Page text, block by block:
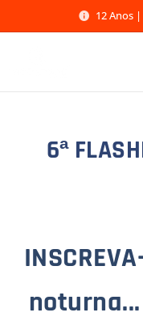
12 Anos
6ª